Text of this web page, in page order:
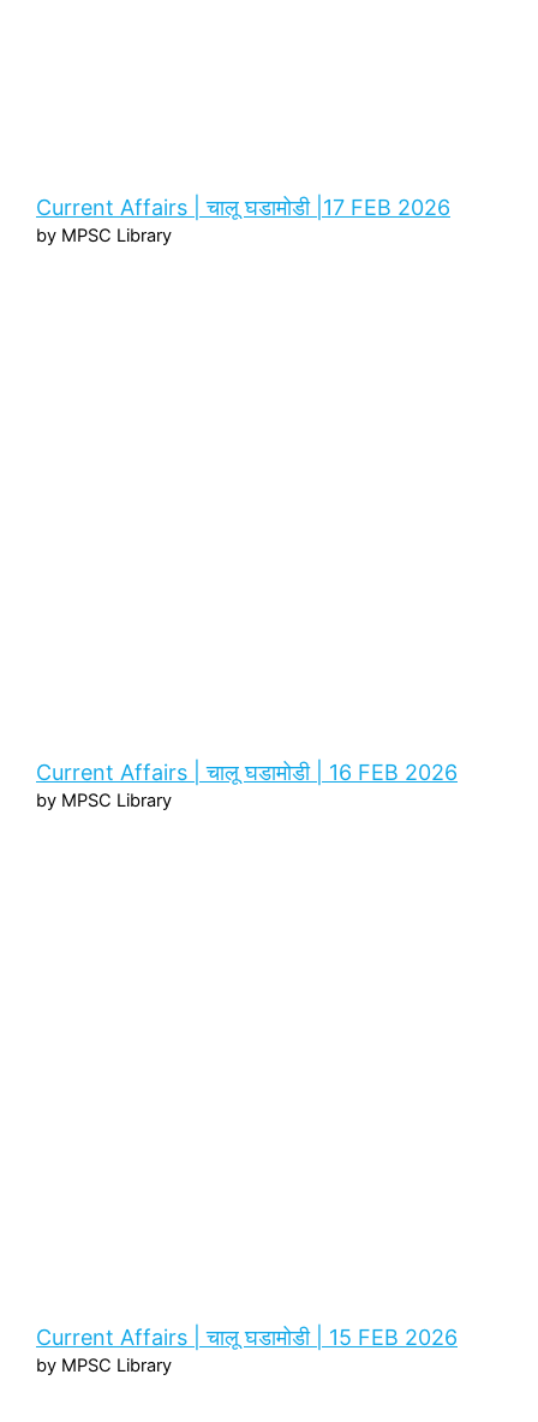
Current Affairs | चालू घडामोडी |17 FEB 2026
by MPSC Library
Current Affairs | चालू घडामोडी | 16 FEB 2026
by MPSC Library
Current Affairs | चालू घडामोडी | 15 FEB 2026
by MPSC Library